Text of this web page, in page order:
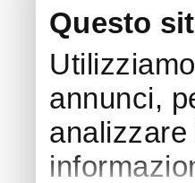
Questo
annunci,